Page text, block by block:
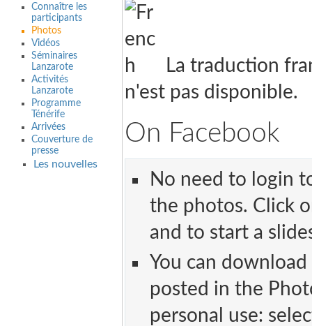
Connaître les
participants
Photos
Vidéos
Séminaires
Lanzarote
Activités
Lanzarote
Programme
Ténérife
Arrivées
Couverture de
presse
Les nouvelles
La traduction
n'est pas disponible.
On Facebook
No need to login
the photos. Click
and to start a
You can
posted in the
personal use: